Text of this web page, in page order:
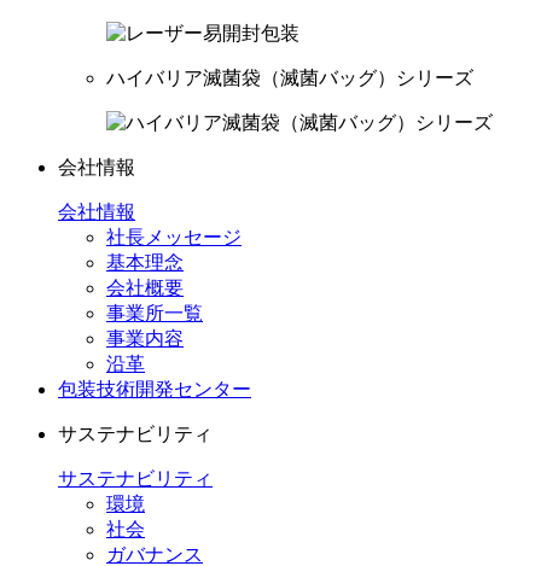
ハイバリア滅菌袋（滅菌バッグ）シリーズ
会社情報
会社情報
社長メッセージ
基本理念
会社概要
事業所一覧
事業内容
沿革
包装技術開発センター
サステナビリティ
サステナビリティ
環境
社会
ガバナンス